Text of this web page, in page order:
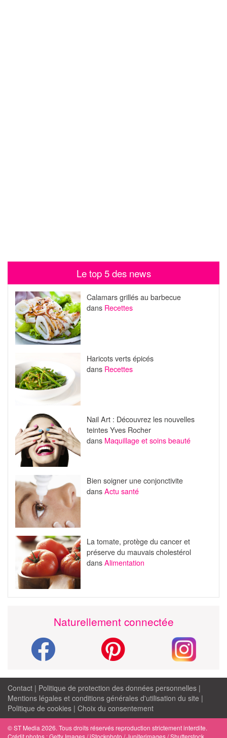
Le top 5 des news
Calamars grillés au barbecue
dans Recettes
Haricots verts épicés
dans Recettes
Nail Art : Découvrez les nouvelles
teintes Yves Rocher
dans Maquillage et soins beauté
Bien soigner une conjonctivite
dansActu santé
La tomate, protège du cancer et
préserve du mauvais cholestérol
dansAlimentation
Naturellement connectée
Contact | Politique de protection des données personnelles |
Mentions légales et conditions générales d'utilisation du site |
Politique de cookies | Choix du consentement
© ST Media 2026. Tous droits réservés reproduction strictement interdite.
Crédit photos : Getty Images / iStockphoto / Jupiterimages / Shutterstock